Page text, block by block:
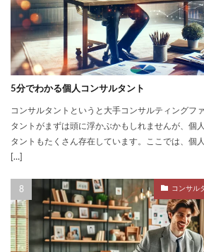
5分でわかる個人コンサルタント
コンサルタントというと大手コンサルティングフ
タントがまずは頭に浮かぶかもしれませんが、個
タントもたくさん存在しています。ここでは、個
[…]
コンサル